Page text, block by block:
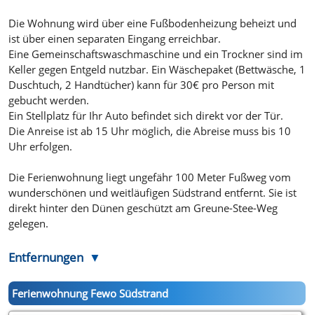
Die Wohnung wird über eine Fußbodenheizung beheizt und
ist über einen separaten Eingang erreichbar.
Eine Gemeinschaftswaschmaschine und ein Trockner sind im
Keller gegen Entgeld nutzbar. Ein Wäschepaket (Bettwäsche, 1
Duschtuch, 2 Handtücher) kann für 30€ pro Person mit
gebucht werden.
Ein Stellplatz für Ihr Auto befindet sich direkt vor der Tür.
Die Anreise ist ab 15 Uhr möglich, die Abreise muss bis 10
Uhr erfolgen.
Die Ferienwohnung liegt ungefähr 100 Meter Fußweg vom
wunderschönen und weitläufigen Südstrand entfernt. Sie ist
direkt hinter den Dünen geschützt am Greune-Stee-Weg
gelegen.
Entfernungen
Ferienwohnung Fewo Südstrand